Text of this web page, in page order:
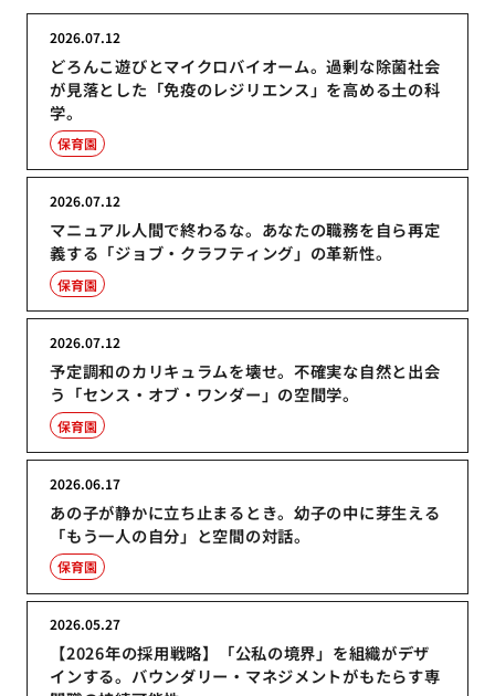
どろんこ遊びとマイクロバイオーム。過剰な除菌社会
が見落とした「免疫のレジリエンス」を高める土の科
学。
2026.07.12
保育園
マニュアル人間で終わるな。あなたの職務を自ら再定
義する「ジョブ・クラフティング」の革新性。
2026.07.12
保育園
予定調和のカリキュラムを壊せ。不確実な自然と出会
う「センス・オブ・ワンダー」の空間学。
2026.07.12
保育園
あの子が静かに立ち止まるとき。幼子の中に芽生える
「もう一人の自分」と空間の対話。
2026.06.17
保育園
【2026年の採用戦略】「公私の境界」を組織がデザ
インする。バウンダリー・マネジメントがもたらす専
2026.05.27